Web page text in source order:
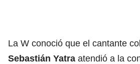
La W conoció que el cantante
Sebastián Yatra atendió a la